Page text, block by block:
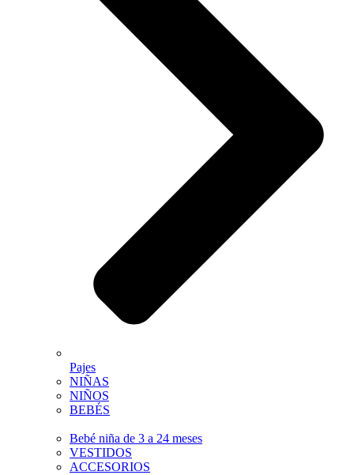
Pajes
NIÑAS
NIÑOS
BEBÉS
Bebé niña de 3 a 24 meses
VESTIDOS
ACCESORIOS